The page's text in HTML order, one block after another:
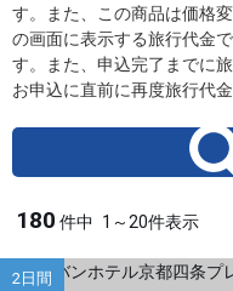
す。また、この商品は価格
の画面に表示する旅行代金
す。また、申込完了までに
お申込に直前に再度旅行代
180 件中 1～20件表示
2日間